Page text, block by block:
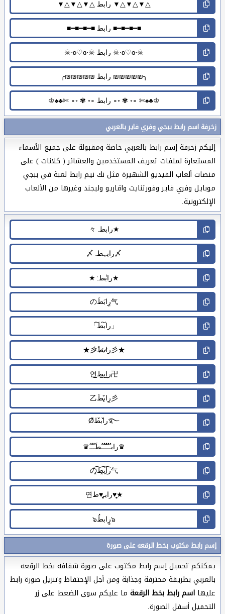
زخرفة اسم رابط ببجي وفري فاير بالعربي
إليكم زخرفة إسم رابط بالعربي خاصة ومقبولة على جميع الأسماء
المستعارة لملفات تعريف المستخدمين والعشائر ( كلانات ) على
منصات ألعاب الفيديو الشهيرة مثل نك نيم رابط لعبة في ببجي
موبايل وفري فاير وفورتنايت واقاريو وليجند وغيرها من الألعاب
الإلكترونية.
إسم رابط مكتوب بخط الرقعه على صورة
يمكنكم تحميل إسم رابط مكتوب على صورة شفافة بخط الرقعه
بالعربي بطريقة محترفة وجذابة ومن أجل الإحتفاظ وتنزيل صورة رابط
عليها اسم رابط بخط الرقعة ما عليكم سوى الضغط على زر
التحميل أسفل الصورة.